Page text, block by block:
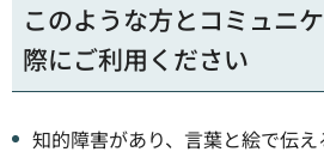
このような方とコミュニ
際にご利用ください
知的障害があり、言葉と絵で伝